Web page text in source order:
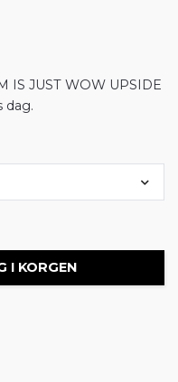
IS JUST WOW UPSIDE
dag.
I KORGEN